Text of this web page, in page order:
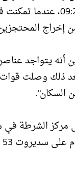
مسلح، حتى
الساعة 16:00 تبين
ذلك وصلت قوات
السكان".
واستشهد 39 مقاتلا فلسطينيا، وفق التحقيق.